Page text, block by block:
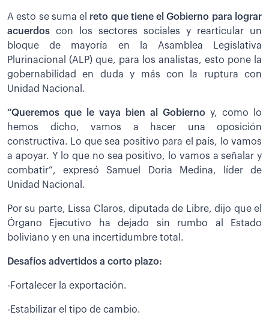
A esto se suma el reto que tiene el Gobierno para lograr
acuerdos con los sectores sociales y rearticular un
bloque de mayoría en la Asamblea Legislativa
Plurinacional (ALP) que, para los analistas, esto pone la
gobernabilidad en duda y más con la ruptura con
Unidad Nacional.
“Queremos que le vaya bien al Gobierno y, como lo
hemos dicho, vamos a hacer una oposición
constructiva. Lo que sea positivo para el país, lo vamos
a apoyar. Y lo que no sea positivo, lo vamos a señalar y
combatir”, expresó Samuel Doria Medina, líder de
Unidad Nacional.
Por su parte, Lissa Claros, diputada de Libre, dijo que el
Órgano Ejecutivo ha dejado sin rumbo al Estado
boliviano y en una incertidumbre total.
Desafíos advertidos a corto plazo:
-Fortalecer la exportación.
-Estabilizar el tipo de cambio.